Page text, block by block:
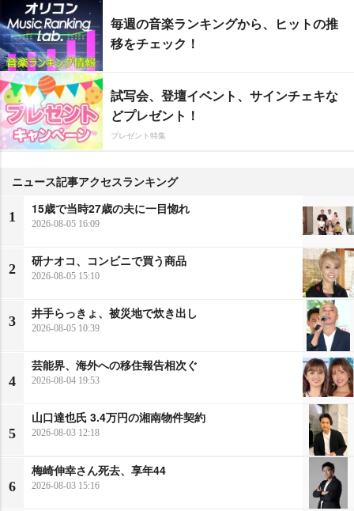
毎週の音楽ランキングから、ヒットの推
移をチェック！
試写会、登壇イベント、サインチェキな
どプレゼント！
プレゼント特集
ニュース記事アクセスランキング
1
15歳で当時27歳の夫に一目惚れ
2026-08-05 16:09
2
研ナオコ、コンビニで買う商品
2026-08-05 15:10
3
井手らっきょ、被災地で炊き出し
2026-08-05 10:39
4
芸能界、海外への移住報告相次ぐ
2026-08-04 19:53
5
山口達也氏 3.4万円の湘南物件契約
2026-08-03 12:18
6
梅崎伸幸さん死去、享年44
2026-08-03 15:16